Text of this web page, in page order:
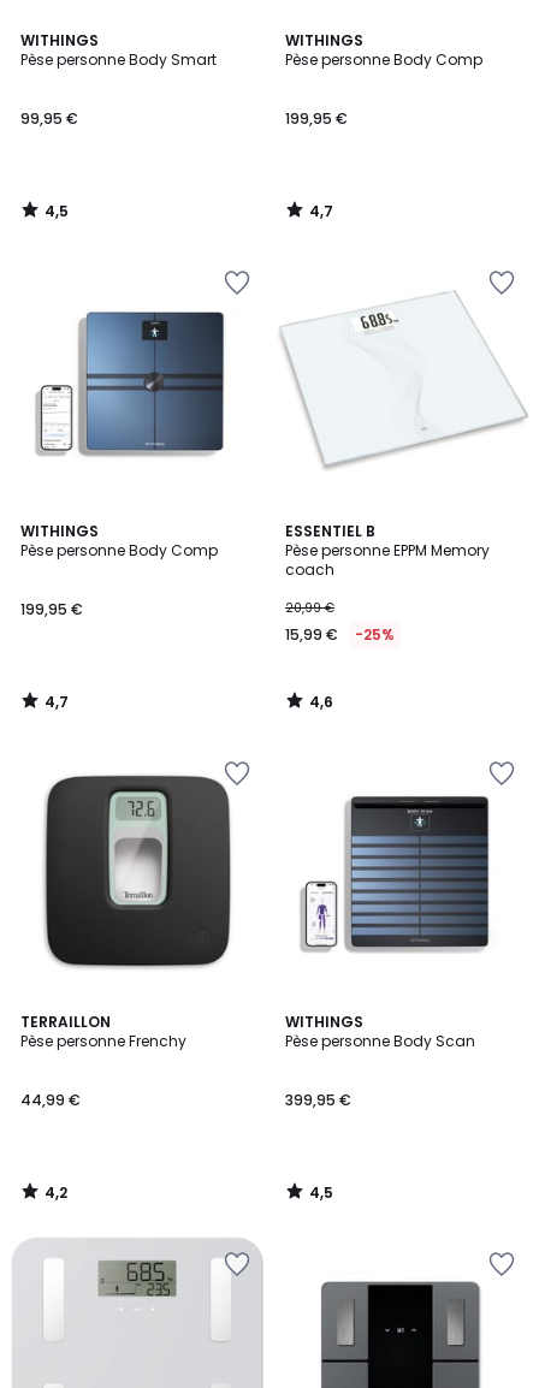
WITHINGS
Pèse personne Body Smart
99,95 €
4,5
/ 5
4,5
/
WITHINGS
Pèse personne Body Comp
199,95 €
4,7
/ 5
4,7
/
WITHINGS
Pèse personne Body Comp
199,95 €
4,7
/ 5
4,7
/
ESSENTIEL B
Pèse personne EPPM Memory
coach
20,99 €
15,99 € -25%
4,6
/ 5
4,6
/
TERRAILLON
Pèse personne Frenchy
44,99 €
4,2
/ 5
4,2
/
WITHINGS
Pèse personne Body Scan
399,95 €
4,5
/ 5
4,5
/